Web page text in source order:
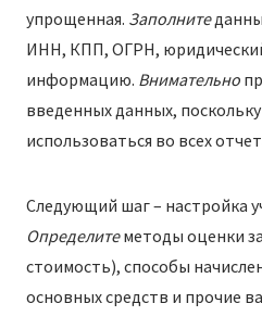
упрощенная. Заполните
ИНН, КПП, ОГРН,
информацию. Внимательно
введенных данных,
использоваться во всех
Следующий шаг – настройка
Определитеметоды оценки
стоимость), способы
основных средств и прочие